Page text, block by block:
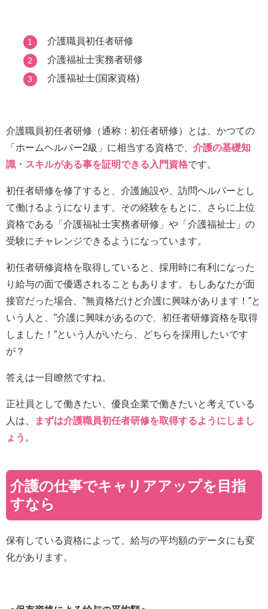
介護職員初任者研修
介護福祉士実務者研修
介護福祉士(国家資格)
介護職員初任者研修（通称：初任者研修）とは、かつての
「ホームヘルパー2級」に相当する資格で、 介護の基礎知
識・スキルがある事を証明できる入門資格です。
初任者研修を修了すると、介護施設や、訪問ヘルパーとし
て働けるようになります。その経験をもとに、さらに上位
資格である「介護福祉士実務者研修」や「介護福祉士」の
受験にチャレンジできるようになっています。
初任者研修資格を取得していると、採用時に有利になった
り給与の面で優遇されることもあります。もしあなたが面
接官だった場合、”無資格だけど介護に興味があります！”と
いう人と、”介護に興味があるので、初任者研修資格を取得
しました！”という人がいたら、どちらを採用したいです
が？
答えは一目瞭然ですね。
正社員として働きたい、優良企業で働きたいと考えている
人は、
まずは介護職員初任者研修を取得するようにしまし
ょう 。
介護の仕事でキャリアアップを目指
すなら
保有している資格によって、給与の平均額のデータにも変
化があります。